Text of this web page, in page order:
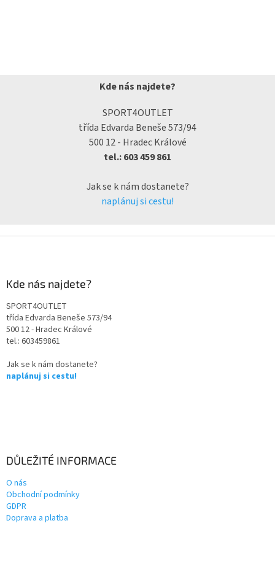
Kde nás najdete?
SPORT4OUTLET
třída Edvarda Beneše 573/94
500 12 - Hradec Králové
tel.: 603 459 861
Jak se k nám dostanete?
naplánuj si cestu!
Kde nás najdete?
SPORT4OUTLET
třída Edvarda Beneše 573/94
500 12 - Hradec Králové
tel.: 603459861
Jak se k nám dostanete?
naplánuj si cestu!
DŮLEŽITÉ INFORMACE
O nás
Obchodní podmínky
GDPR
Doprava a platba